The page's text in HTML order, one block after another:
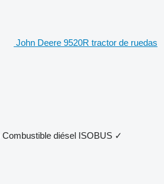
John Deere 9520R tractor de ruedas
Combustible diésel ISOBUS ✓